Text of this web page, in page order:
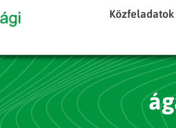
Közfeladatok